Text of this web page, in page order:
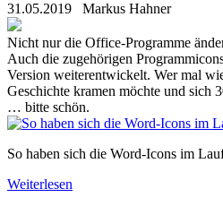
31.05.2019 Markus Hahner
Nicht nur die Office-Programme
Auch die zugehörigen
Version weiterentwickelt. Wer mal
Geschichte kramen möchte und sich
… bitte schön.
So haben sich die Word-Icons im
Weiterlesen